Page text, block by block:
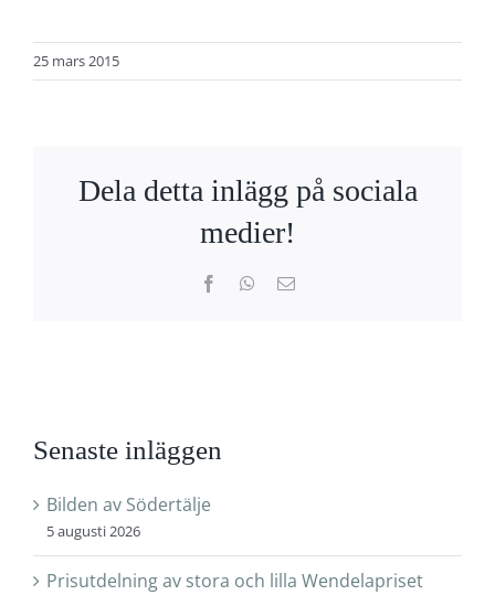
25 mars 2015
Dela detta inlägg på sociala
medier!
FacebookWhatsApp
E-
Senaste inläggen
Bilden av Södertälje
5 augusti 2026
Prisutdelning av stora och lilla Wendelapriset